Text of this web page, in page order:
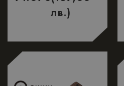
лв.)